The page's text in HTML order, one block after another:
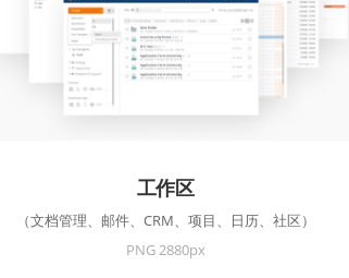
工作区
（文档管理、邮件、CRM、项目、日历、社区）
PNG 2880px